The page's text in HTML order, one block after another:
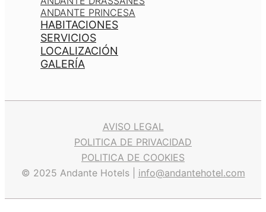
ANDANTE PRINCESA
HABITACIONES
SERVICIOS
LOCALIZACIÓN
GALERÍA
© 2025 Andante Hotels | info@andantehotel.com
AVISO LEGAL
POLITICA DE PRIVACIDAD
POLITICA DE COOKIES